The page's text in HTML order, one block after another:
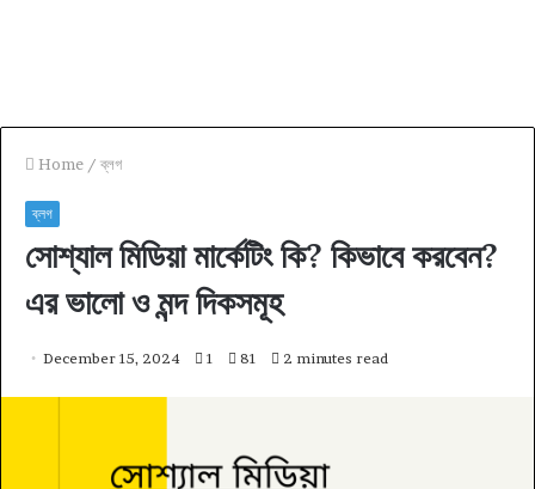
Home / ব্লগ
ব্লগ
সোশ্যাল মিডিয়া মার্কেটিং কি? কিভাবে করবেন?
এর ভালো ও মন্দ দিকসমূহ
December 15, 2024 1 81 2 minutes read